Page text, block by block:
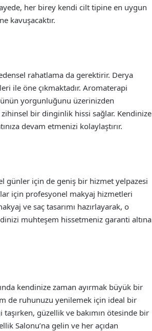
her birey kendi cilt tipine en uygun
kavuşacaktır.
rahatlama da gerektirir. Derya
ile öne çıkmaktadır. Aromaterapi
yorgunluğunu üzerinizden
bir dinginlik hissi sağlar. Kendinize
devam etmenizi kolaylaştırır.
günler için de geniş bir hizmet yelpazesi
için profesyonel makyaj hizmetleri
ve saç tasarımı hazırlayarak, o
muhteşem hissetmeniz garanti altına
kendinize zaman ayırmak büyük bir
de ruhunuzu yenilemek için ideal bir
güzellik ve bakımın ötesinde bir
Salonu’na gelin ve her açıdan